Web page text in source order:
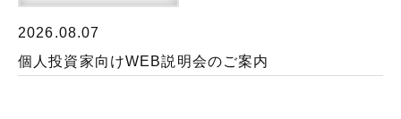
2026.08.07
個人投資家向けWEB説明会のご案内